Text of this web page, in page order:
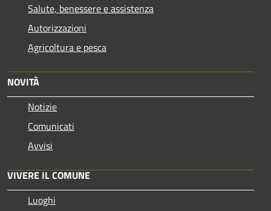
Salute, benessere e assistenza
Autorizzazioni
Agricoltura e pesca
NOVITÀ
Notizie
Comunicati
Avvisi
VIVERE IL COMUNE
Luoghi